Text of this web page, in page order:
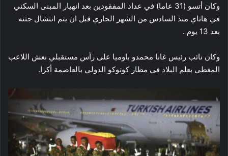
وكان أتسو (31 عاما) في عداد المفقودين بعد انهيار المبنى السكني
في هاتاي منذ السادس من الشهر الجاري قبل ان يتم انتشال جثته
بعد 13 يوم .
وكان نائب رئيس غانا محمدو باوميا على رأس مستقبلي نعش اللاعب
المغطى بعلم البلاد في مطار كوتوكو الدولي بالعاصمة أكرا.